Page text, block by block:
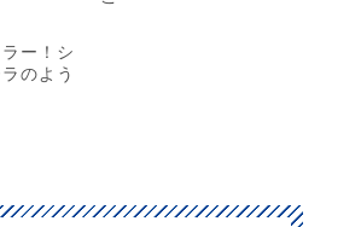
ー！シ
のよう